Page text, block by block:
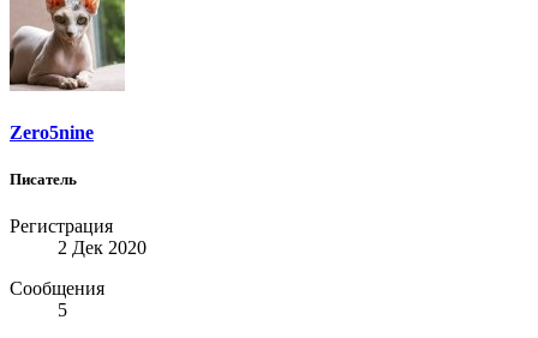
Zero5nine
Писатель
Регистрация
2 Дек 2020
Сообщения
5